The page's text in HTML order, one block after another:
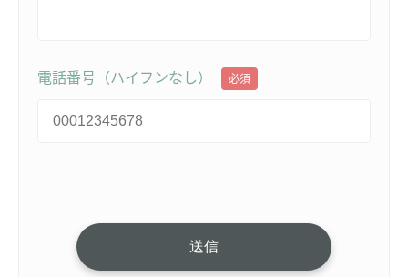
電話番号（ハイフンなし） 必須